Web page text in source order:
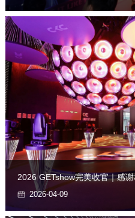
2026 GETshow完美收官｜感
2026-04-09